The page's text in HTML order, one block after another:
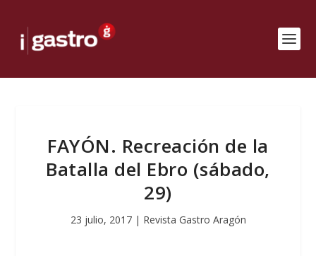
FAYÓN. Recreación de la
Batalla del Ebro (sábado,
29)
23 julio, 2017| Revista Gastro Aragón